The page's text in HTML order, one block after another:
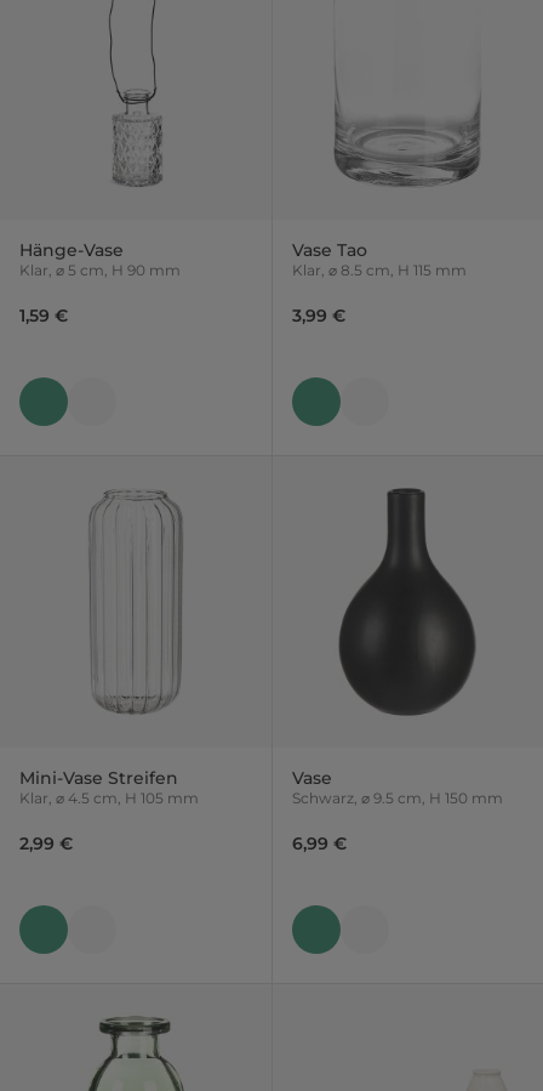
Hänge-Vase
Klar, ⌀ 5 cm, H 90 mm
1,59 €
Vase Tao
Klar, ⌀ 8.5 cm, H 115 mm
3,99 €
Mini-Vase Streifen
Klar, ⌀ 4.5 cm, H 105 mm
2,99 €
Vase
Schwarz, ⌀ 9.5 cm, H 150 mm
6,99 €